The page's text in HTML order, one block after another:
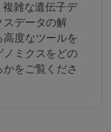
複雑な遺伝子デ
スデータの解
度なツールを
ミクスをどの
をご覧くださ